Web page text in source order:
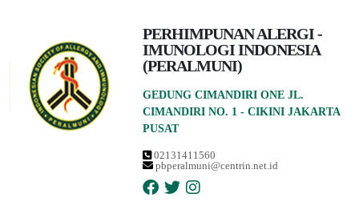
PERHIMPUNAN ALERGI -
IMUNOLOGI INDONESIA
(PERALMUNI)
GEDUNG CIMANDIRI ONE JL.
CIMANDIRI NO. 1 - CIKINI JAKARTA
PUSAT
02131411560
pbperalmuni@centrin.net.id